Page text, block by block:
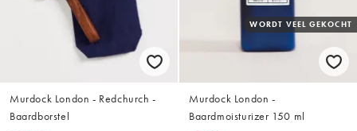
Murdock London - Redchurch -
Baardborstel
WORDT VEEL GEKOCHT
Murdock London -
Baardmoisturizer 150 ml